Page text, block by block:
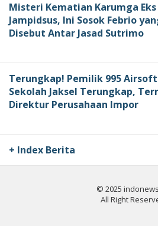
Misteri Kematian Karumga Eks
Jampidsus, Ini Sosok Febrio
Disebut Antar Jasad Sutrimo
Terungkap! Pemilik 995 Airsoft
Sekolah Jaksel Terungkap,
Direktur Perusahaan Impor
+ Index Berita
© 2025
All Right